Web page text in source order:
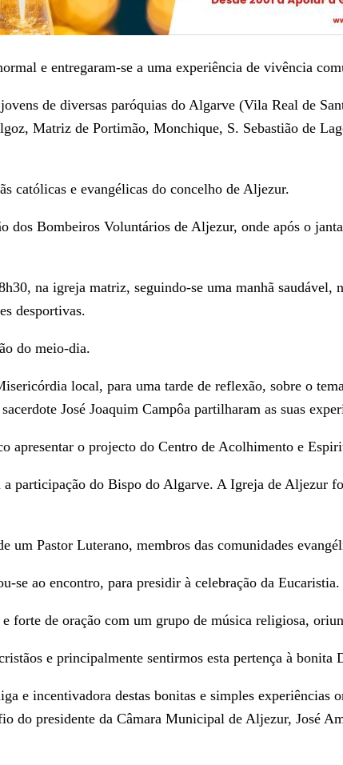
e entregaram-se a uma experiência de vivência
de diversas paróquias do Algarve (Vila Real de
Matriz de Portimão, Monchique, S. Sebastião de
católicas e evangélicas do concelho de Aljezur.
dos Bombeiros Voluntários de Aljezur, onde após o
na igreja matriz, seguindo-se uma manhã saudável,
desportivas.
do meio-dia.
local, para uma tarde de reflexão, sobre o
José Joaquim Campôa partilharam as suas
apresentar o projecto do Centro de Acolhimento e
participação do Bispo do Algarve. A Igreja de Aljezur
um Pastor Luterano, membros das comunidades
se ao encontro, para presidir à celebração da Eucaristia.
forte de oração com um grupo de música religiosa,
e principalmente sentirmos esta pertença à
e incentivadora destas bonitas e simples
do presidente da Câmara Municipal de Aljezur, José